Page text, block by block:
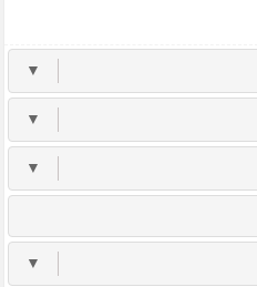
▼
▼
▼
▼